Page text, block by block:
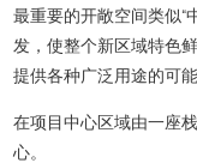
最重要的开敞空间类似“
发，使整个新区域特色
提供各种广泛用途的可
在项目中心区域由一座
心。